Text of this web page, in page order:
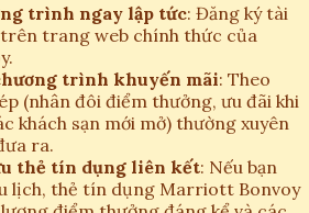
trình ngay lập tức: Đăng ký tài
trang web chính thức của
trình khuyến mãi: Theo
(nhân đôi điểm thưởng, ưu đãi khi
khách sạn mới mở) thường xuyên
ra.
thẻ tín dụng liên kết: Nếu bạn
lịch, thẻ tín dụng Marriott Bonvoy